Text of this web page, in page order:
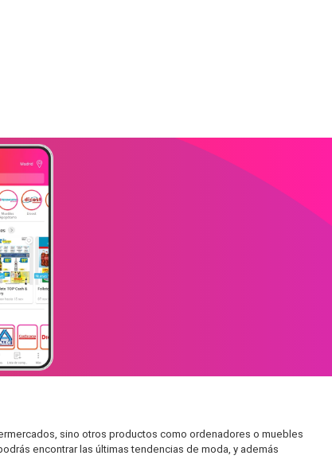
sino otros productos como ordenadores o muebles
encontrar las últimas tendencias de moda, y además